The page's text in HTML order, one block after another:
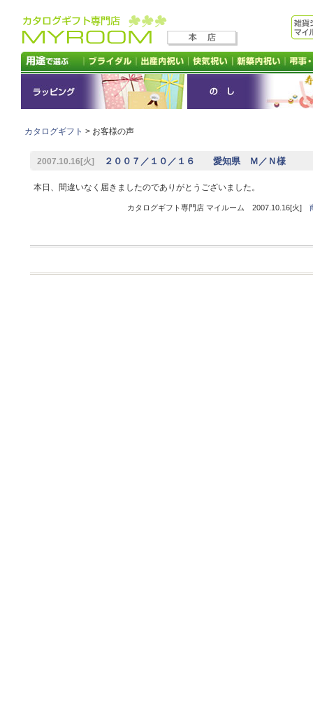
カタログギフト > お客様の声
2007.10.16[火] ２００７／１０／１６ 愛知県 Ｍ／Ｎ様
本日、間違いなく届きましたのでありがとうございました。
カタログギフト専門店 マイルーム 2007.10.16[火]